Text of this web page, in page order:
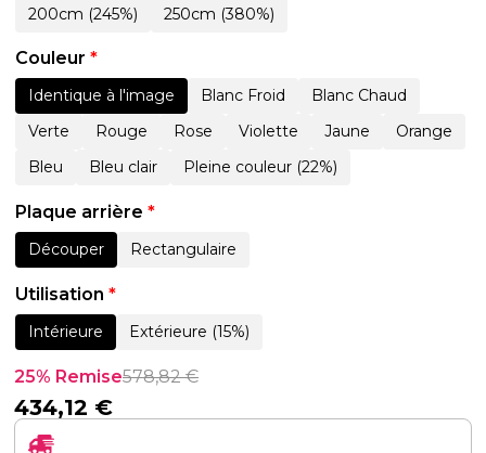
200cm (245%)
250cm (380%)
Couleur *
Identique à l'image Blanc Froid
Blanc Chaud
Verte
Rouge Rose Violette Jaune
Orange
Bleu
Bleu clair Pleine couleur (22%)
Plaque arrière *
Découper Rectangulaire
Utilisation *
Intérieure Extérieure (15%)
25% Remise578,82€
434,12 €